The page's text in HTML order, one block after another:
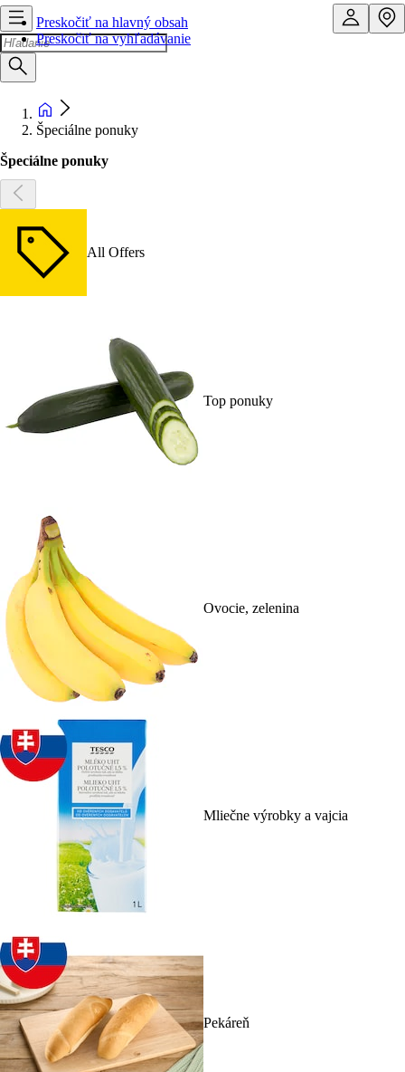
Preskočiť na hlavný obsah
Preskočiť na vyhľadávanie
Špeciálne ponuky
Špeciálne ponuky
All Offers
Top ponuky
Ovocie, zelenina
Mliečne výrobky a vajcia
Pekáreň